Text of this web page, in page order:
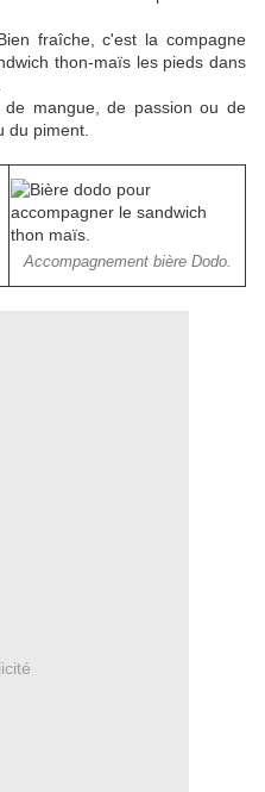
fraîche, c'est la compagne
thon-maïs les pieds dans
mangue, de passion ou de
du piment.
Accompagnement bière Dodo.